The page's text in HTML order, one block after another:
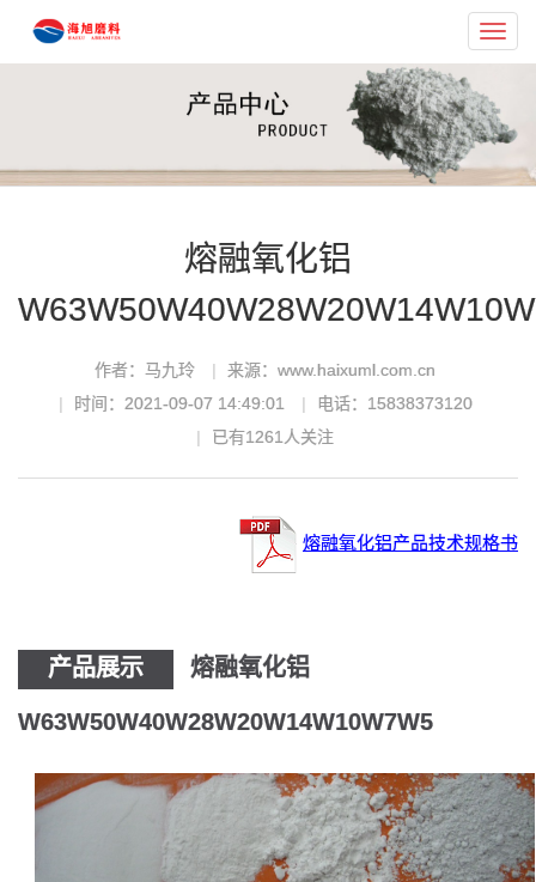
熔融氧化铝
作者：马九玲
来源：www.haixuml.com.cn
时间：2021-09-07 14:49:01
电话：15838373120
已有1261人关注
熔融氧化铝产品技术规格书
产品展示 熔融氧化铝
W63W50W40W28W20W14W10W7W5